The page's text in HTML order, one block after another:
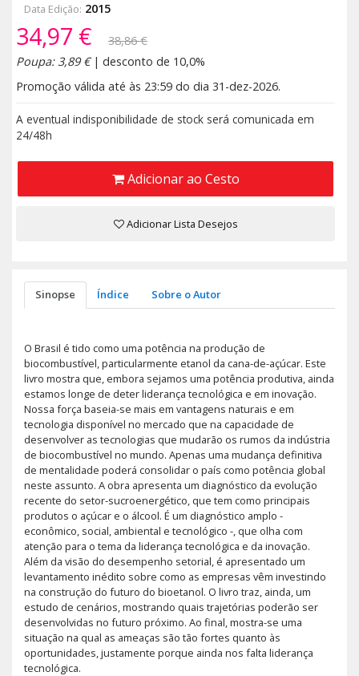
Data Edição: 2015
34,97 €
38,86 €
Poupa: 3,89 €| desconto de 10,0%
Promoção válida até às 23:59 do dia 31-dez-2026.
A eventual indisponibilidade de stock será comunicada em
24/48h
Adicionar ao Cesto
Adicionar Lista Desejos
Sinopse Índice Sobre o Autor
O Brasil é tido como uma potência na produção de
biocombustível, particularmente etanol da cana-de-açúcar. Este
livro mostra que, embora sejamos uma potência produtiva, ainda
estamos longe de deter liderança tecnológica e em inovação.
Nossa força baseia-se mais em vantagens naturais e em
tecnologia disponível no mercado que na capacidade de
desenvolver as tecnologias que mudarão os rumos da indústria
de biocombustível no mundo. Apenas uma mudança definitiva
de mentalidade poderá consolidar o país como potência global
neste assunto. A obra apresenta um diagnóstico da evolução
recente do setor-sucroenergético, que tem como principais
produtos o açúcar e o álcool. É um diagnóstico amplo -
econômico, social, ambiental e tecnológico -, que olha com
atenção para o tema da liderança tecnológica e da inovação.
Além da visão do desempenho setorial, é apresentado um
levantamento inédito sobre como as empresas vêm investindo
na construção do futuro do bioetanol. O livro traz, ainda, um
estudo de cenários, mostrando quais trajetórias poderão ser
desenvolvidas no futuro próximo. Ao final, mostra-se uma
situação na qual as ameaças são tão fortes quanto às
oportunidades, justamente porque ainda nos falta liderança
tecnológica.